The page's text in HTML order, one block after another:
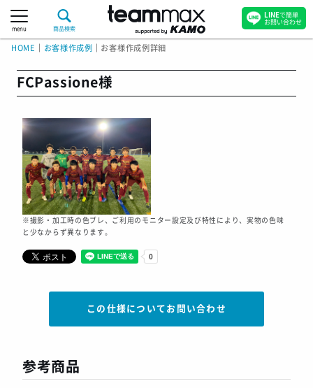
menu 商品検索
HOME お客様作成例 お客様作成例詳細
FCPassione様
※撮影・加工時の色ブレ、ご利用のモニター設定及び特性により、実物の色味
と少なからず異なります。
この仕様についてお問い合わせ
参考商品
LINEで簡単
お問い合わせ